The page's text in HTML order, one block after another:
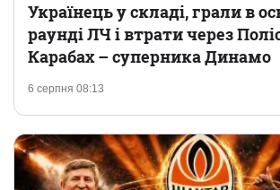
6 серпня 08:13
Українець у складі, грали в
раунді ЛЧ і втрати через
Карабах – суперника Динамо